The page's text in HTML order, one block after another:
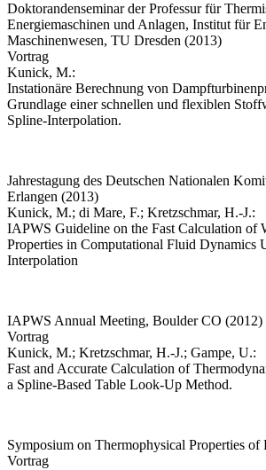
Doktorandenseminar der Professur für
Energiemaschinen und Anlagen, Institut für
Maschinenwesen, TU Dresden (2013)
Vortrag
Kunick, M.:
Instationäre Berechnung von
Grundlage einer schnellen und flexiblen
Spline-Interpolation.
Jahrestagung des Deutschen Nationalen
Erlangen (2013)
Kunick, M.; di Mare, F.; Kretzschmar, H.-J.:
IAPWS Guideline on the Fast Calculation of
Properties in Computational Fluid Dynamics
Interpolation
IAPWS Annual Meeting, Boulder CO (2012)
Vortrag
Kunick, M.; Kretzschmar, H.-J.; Gampe, U.:
Fast and Accurate Calculation of
a Spline-Based Table Look-Up Method.
Symposium on Thermophysical Properties
Vortrag